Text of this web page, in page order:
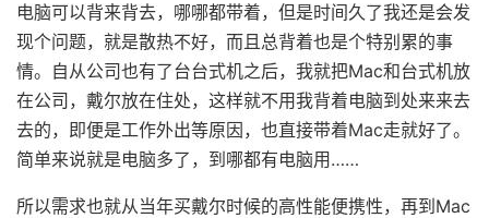
电脑可以背来背去，哪哪都带着，但是时间久了我还是会发
现个问题，就是散热不好，而且总背着也是个特别累的事
情。自从公司也有了台台式机之后，我就把Mac和台式机放
在公司，戴尔放在住处，这样就不用我背着电脑到处来来去
去的，即便是工作外出等原因，也直接带着Mac走就好了。
简单来说就是电脑多了，到哪都有电脑用……
所以需求也就从当年买戴尔时候的高性能便携性，再到Mac